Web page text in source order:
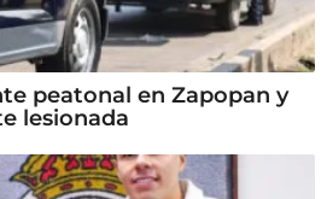
peatonal en Zapopan y
lesionada